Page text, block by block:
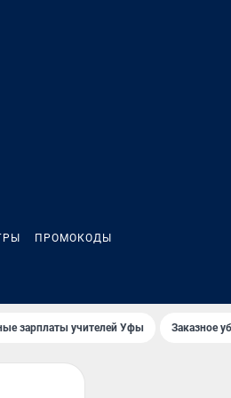
ПРОМОКОДЫ
зарплаты учителей Уфы Заказное